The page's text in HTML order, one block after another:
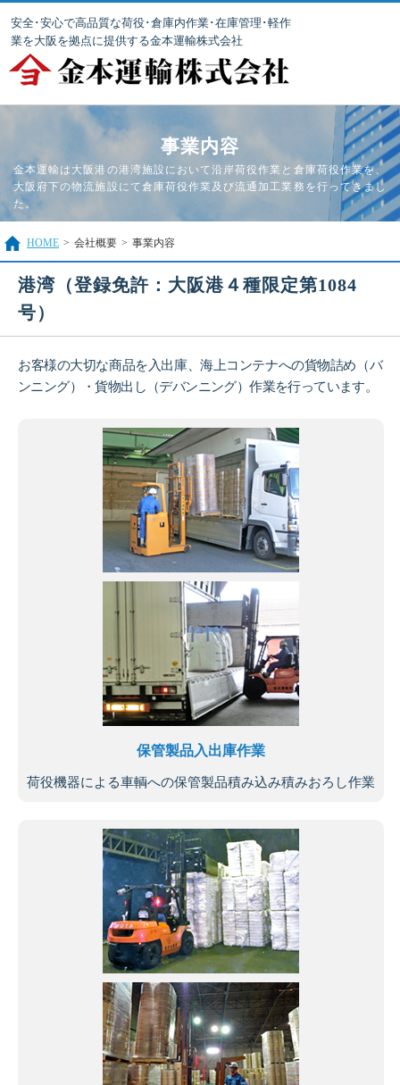
安全･安心で高品質な荷役･倉庫内作業･在庫管理･軽作
業を大阪を拠点に提供する金本運輸株式会社
事業内容
金本運輸は大阪港の港湾施設において沿岸荷役作業と倉庫荷役作業を、
大阪府下の物流施設にて倉庫荷役作業及び流通加工業務を行ってきまし
た。
HOME > 会社概要 > 事業内容
港湾（登録免許：大阪港４種限定第1084
号）
お客様の大切な商品を入出庫、海上コンテナへの貨物詰め（バ
ンニング）・貨物出し（デバンニング）作業を行っています。
保管製品入出庫作業
荷役機器による車輌への保管製品積み込み積みおろし作業